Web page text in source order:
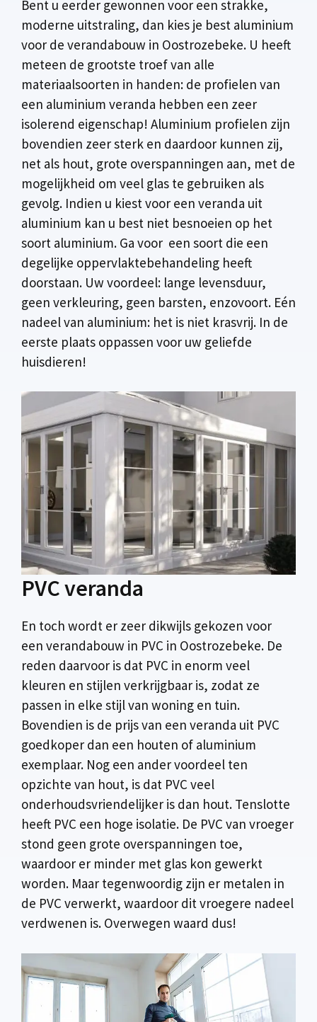
Bent u eerder gewonnen voor een strakke,
moderne uitstraling, dan kies je best aluminium
voor de verandabouw in Oostrozebeke. U heeft
meteen de grootste troef van alle
materiaalsoorten in handen: de profielen van
een aluminium veranda hebben een zeer
isolerend eigenschap! Aluminium profielen zijn
bovendien zeer sterk en daardoor kunnen zij,
net als hout, grote overspanningen aan, met de
mogelijkheid om veel glas te gebruiken als
gevolg. Indien u kiest voor een veranda uit
aluminium kan u best niet besnoeien op het
soort aluminium. Ga voor een soort die een
degelijke oppervlaktebehandeling heeft
doorstaan. Uw voordeel: lange levensduur,
geen verkleuring, geen barsten, enzovoort. Eén
nadeel van aluminium: het is niet krasvrij. In de
eerste plaats oppassen voor uw geliefde
huisdieren!
PVC veranda
En toch wordt er zeer dikwijls gekozen voor
een verandabouw in PVC in Oostrozebeke. De
reden daarvoor is dat PVC in enorm veel
kleuren en stijlen verkrijgbaar is, zodat ze
passen in elke stijl van woning en tuin.
Bovendien is de prijs van een veranda uit PVC
goedkoper dan een houten of aluminium
exemplaar. Nog een ander voordeel ten
opzichte van hout, is dat PVC veel
onderhoudsvriendelijker is dan hout. Tenslotte
heeft PVC een hoge isolatie. De PVC van vroeger
stond geen grote overspanningen toe,
waardoor er minder met glas kon gewerkt
worden. Maar tegenwoordig zijn er metalen in
de PVC verwerkt, waardoor dit vroegere nadeel
verdwenen is. Overwegen waard dus!